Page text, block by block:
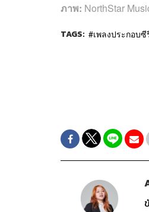
ภาพ: NorthStar
TAGS: เพลงประกอบซี